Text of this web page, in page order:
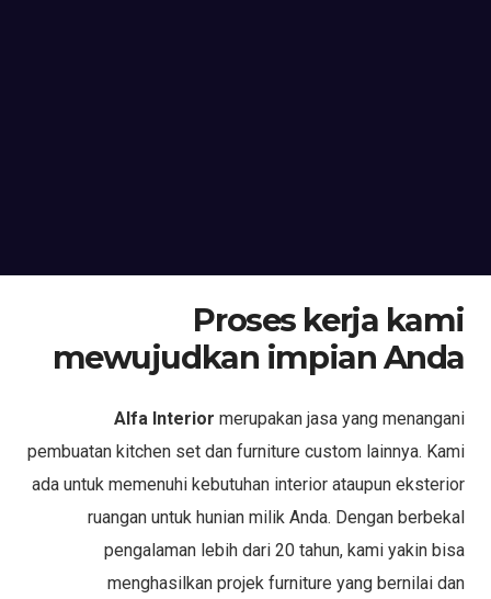
Proses kerja kami
mewujudkan impian Anda
Alfa Interior merupakan jasa yang menangani
pembuatan kitchen set dan furniture custom lainnya. Kami
ada untuk memenuhi kebutuhan interior ataupun eksterior
ruangan untuk hunian milik Anda. Dengan berbekal
pengalaman lebih dari 20 tahun, kami yakin bisa
menghasilkan projek furniture yang bernilai dan